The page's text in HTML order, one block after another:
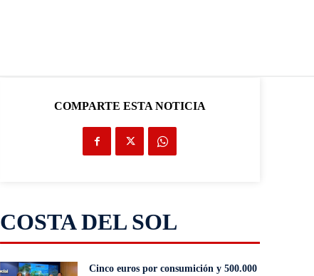
COMPARTE ESTA NOTICIA
COSTA DEL SOL
Cinco euros por consumición y 500.000